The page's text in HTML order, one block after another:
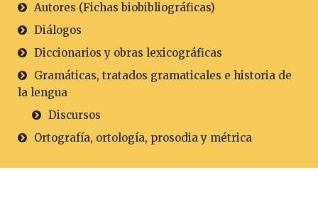
Autores (Fichas biobibliográficas)
Diálogos
Diccionarios y obras lexicográficas
Gramáticas, tratados gramaticales e historia de
la lengua
Discursos
Ortografía, ortología, prosodia y métrica